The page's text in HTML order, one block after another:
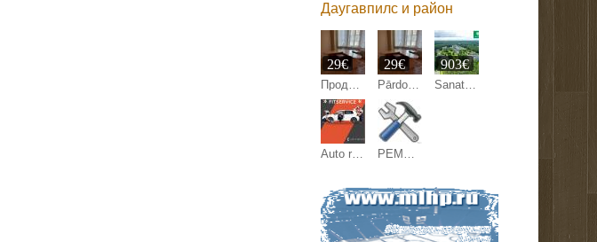
Даугавпилс и район
Продаем 2 офисных стола со скидкой 80%.
29€
Pārdodam 2 biroja galdus ar 80% atlaidi.
29€
Sanatorija EGLE
903€
Auto remonts РЕМОНТ ЭЛЕКТРОТЕХНИКИ